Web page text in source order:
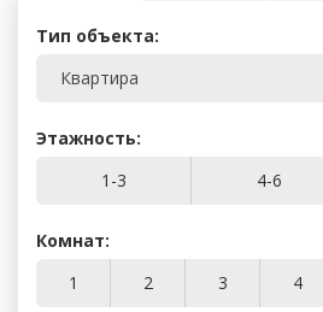
Тип объекта:
Квартира
Этажность:
1-3
4-6
Комнат:
1
2 3 4